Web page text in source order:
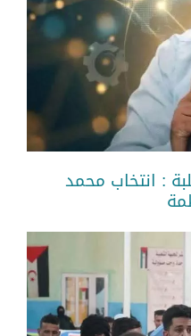
: انتخاب محمد